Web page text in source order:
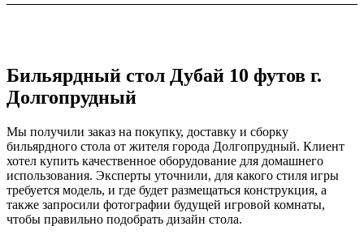
Бильярдный стол Дубай 10 футов г.
Долгопрудный
Мы получили заказ на покупку, доставку и сборку
бильярдного стола от жителя города Долгопрудный. Клиент
хотел купить качественное оборудование для домашнего
использования. Эксперты уточнили, для какого стиля игры
требуется модель, и где будет размещаться конструкция, а
также запросили фотографии будущей игровой комнаты,
чтобы правильно подобрать дизайн стола.